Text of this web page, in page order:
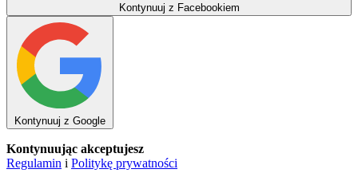
Kontynuuj z Facebookiem
Kontynuuj z Google
Kontynuując akceptujesz
Regulamin i Politykę prywatności